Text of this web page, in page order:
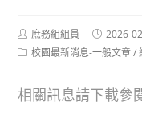
Post
author:
庶務組組員
Post
published:
2026-
Post校園最新消息-一般文章 /
相關訊息請下載參